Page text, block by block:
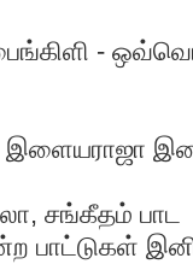
-
இளையராஜா
சங்கீதம் பாட
பாட்டுகள்